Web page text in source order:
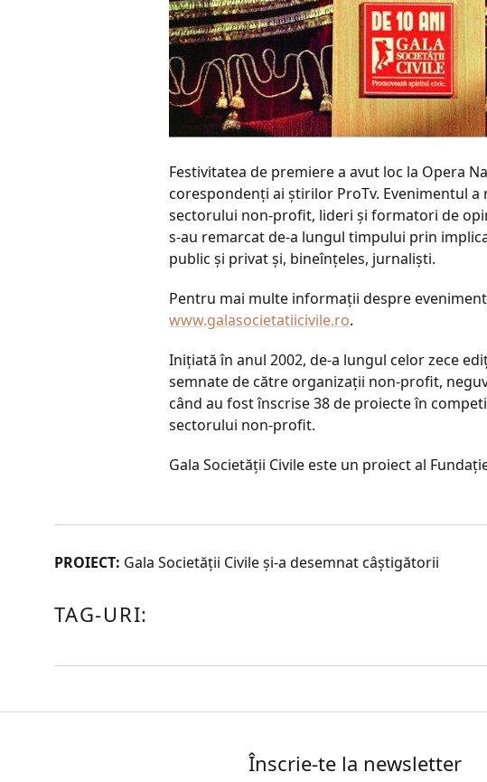
Festivitatea de premiere a avut loc la Opera
corespondenţi ai ştirilor ProTv. Evenimentul
sectorului non-profit, lideri şi formatori de
s-au remarcat de-a lungul timpului prin
public şi privat şi, bineînţeles, jurnalişti.
Pentru mai multe informaţii despre
www.galasocietatiicivile.ro.
Iniţiată în anul 2002, de-a lungul celor zece
semnate de către organizaţii non-profit,
când au fost înscrise 38 de proiecte în
sectorului non-profit.
Gala Societăţii Civile este un proiect al
PROIECT: Gala Societăţii Civile şi-a desemnat câştigătorii
TAG-URI:
Înscrie-te la newsletter